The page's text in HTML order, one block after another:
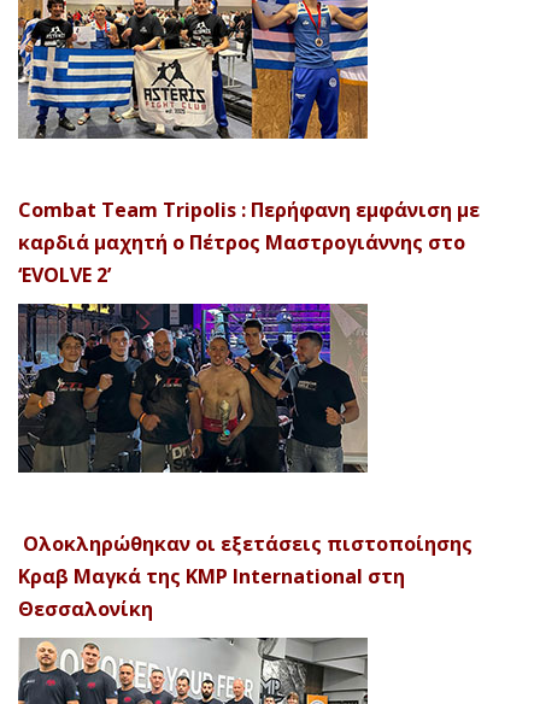
Combat Team Tripolis : Περήφανη εμφάνιση με
καρδιά μαχητή ο Πέτρος Μαστρογιάννης στο
‘EVOLVE 2’
Ολοκληρώθηκαν οι εξετάσεις πιστοποίησης
Κραβ Μαγκά της KMP International στη
Θεσσαλονίκη